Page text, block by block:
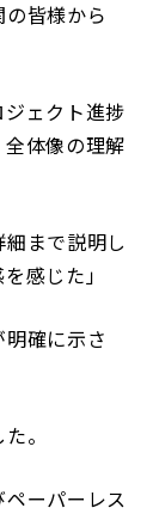
皆様から
ジェクト進捗
体像の理解
細まで説明し
感じた」
明確に示さ
。
ーパーレス